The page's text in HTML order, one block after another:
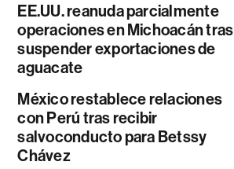
EE.UU. reanuda parcialmente
operaciones en Michoacán tras
suspender exportaciones de
aguacate
México restablece relaciones
con Perú tras recibir
salvoconducto para Betssy
Chávez